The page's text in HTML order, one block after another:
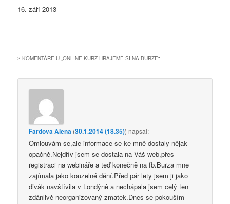
16. září 2013
2 KOMENTÁŘE U „ONLINE KURZ HRAJEME SI NA BURZE“
Fardova Alena (30.1.2014 (18.35))napsal:
Omlouvám se,ale informace se ke mně dostaly nějak
opačně.Nejdřív jsem se dostala na Váš web,přes
registraci na webináře a teď konečně na fb.Burza mne
zajímala jako kouzelné dění.Před pár lety jsem ji jako
divák navštívila v Londýně a nechápala jsem celý ten
zdánlivě neorganizovaný zmatek.Dnes se pokouším